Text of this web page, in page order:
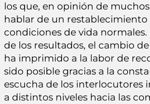
los que, en opinión de
hablar de un restablecimiento
condiciones de vida normales.
de los resultados, el cambio
ha imprimido a la labor de
sido posible gracias a la
escucha de los interlocutores
a distintos niveles hacia las